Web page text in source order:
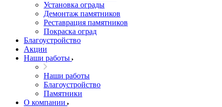
Установка ограды
Демонтаж памятников
Реставрация памятников
Покраска оград
Благоустройство
Акции
Наши работы
Наши работы
Благоустройство
Памятники
О компании